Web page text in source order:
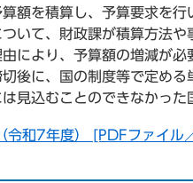
額を積算し、予算要求を行
いて、財政課が積算方法や
により、予算額の増減が必
後に、国の制度等で定める
見込むことのできなかった
令和7年度） [PDFファイル